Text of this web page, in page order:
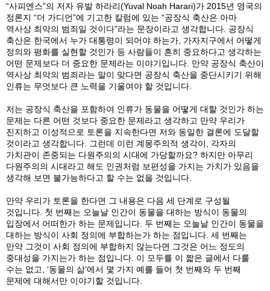
“사피엔스”의 저자 유발 하라리(Yuval Noah Harari)가 2015년 영국의
정론지 “더 가디언”에 기고한 칼럼에 있는 “공장식 축산은 아마
역사상 최악의 범죄일 것이다”라는 문장이라고 생각합니다. 공장식
축산은 한국에서 누가 대통령이 되어야 하는가, 가자지구에서 어떻게
정의와 평화를 실현할 것인가 등 사람들이 흔히 중요하다고 생각하는
어떤 문제보다 더 중요한 문제라는 이야기입니다. 만약 공장식 축산이
역사상 최악의 범죄라는 말이 맞다면 공장식 축산을 중단시키기 위해
인류는 무엇보다 큰 노력을 기울여야 할 것입니다.
저는 공장식 축산을 포함하여 인류가 동물을 어떻게 대할 것인가 하는
문제는 다른 어떤 것보다 중요한 문제라고 생각하고 만약 우리가
진지하고 이성적으로 토론을 지속한다면 저와 동일한 결론에 도달할
것이라고 생각합니다. 그런데 이런 계몽주의적 생각이, 각자의
가치관이 존중되는 다원주의의 시대에 가당할까요? 하지만 아무리
다원주의의 시대라고 해도 인권처럼 보편성을 가지는 가치가 있음을
생각해 보면 불가능하다고 할 수는 없을 것입니다.
만약 우리가 토론을 한다면 그 내용은 다음 세 단계로 구성될
것입니다. 첫 번째는 오늘날 인간이 동물을 대하는 방식이 동물의
입장에서 어떠한가 하는 문제입니다. 두 번째는 오늘날 인간이 동물을
대하는 방식이 사회 정의에 부합하는가 하는 점입니다. 세 번째는
만약 그것이 사회 정의에 부합하지 않는다면 그것은 어느 정도의
중대성을 가지는가 하는 점입니다. 이 모두를 이 짧은 글에서 다룰
수는 없고, ‘동물의 삶’에서 몇 가지 예를 들어 첫 번째와 두 번째
문제에 대해서만 이야기할 것입니다.